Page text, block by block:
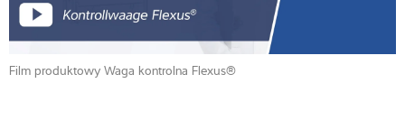
Film produktowy Waga kontrolna Flexus®